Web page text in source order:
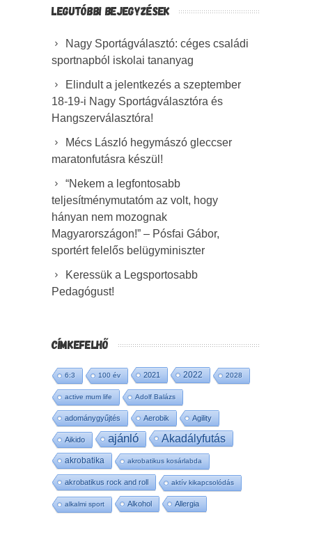
LEGUTÓBBI BEJEGYZÉSEK
Nagy Sportágválasztó: céges családi
sportnapból iskolai tananyag
Elindult a jelentkezés a szeptember
18-19-i Nagy Sportágválasztóra és
Hangszerválasztóra!
Mécs László hegymászó gleccser
maratonfutásra készül!
“Nekem a legfontosabb
teljesítménymutatóm az volt, hogy
hányan nem mozognak
Magyarországon!” – Pósfai Gábor,
sportért felelős belügyminiszter
Keressük a Legsportosabb
Pedagógust!
CÍMKEFELHŐ
6:3 100 év 2021 2022 2028
active mum life Adolf Balázs
adománygyűjtés Aerobik Agility
Aikido ajánló Akadályfutás
akrobatika akrobatikus kosárlabda
akrobatikus rock and roll aktív kikapcsolódás
alkalmi sport Alkohol Allergia